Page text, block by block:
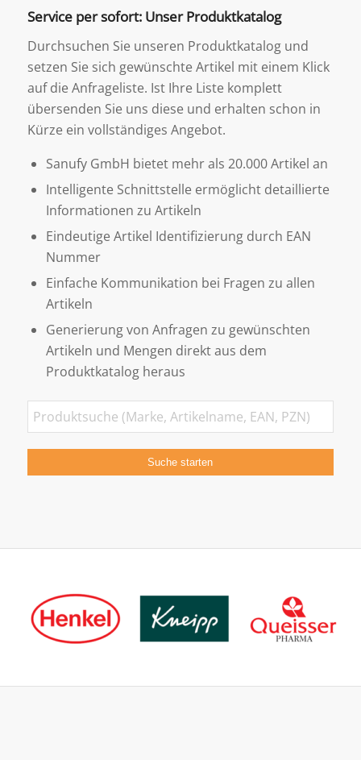
Service per sofort: Unser Produktkatalog
Durchsuchen Sie unseren Produktkatalog und
setzen Sie sich gewünschte Artikel mit einem Klick
auf die Anfrageliste. Ist Ihre Liste komplett
übersenden Sie uns diese und erhalten schon in
Kürze ein vollständiges Angebot.
Sanufy GmbH bietet mehr als 20.000 Artikel an
Intelligente Schnittstelle ermöglicht detaillierte
Informationen zu Artikeln
Eindeutige Artikel Identifizierung durch EAN
Nummer
Einfache Kommunikation bei Fragen zu allen
Artikeln
Generierung von Anfragen zu gewünschten
Artikeln und Mengen direkt aus dem
Produktkatalog heraus